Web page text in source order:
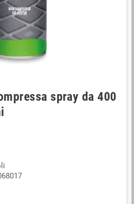
spray da 400